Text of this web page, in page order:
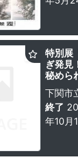
特別展
ぎ発見
秘めら
下関市
終了
年10月